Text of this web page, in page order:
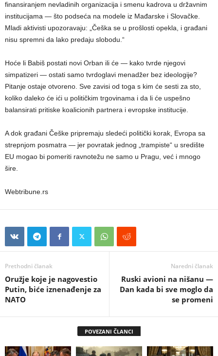
finansiranjem nevladinih organizacija i smenu kadrova u državnim
institucijama — što podseća na modele iz Mađarske i Slovačke.
Mladi aktivisti upozoravaju: „Češka se u prošlosti opekla, i građani
nisu spremni da lako predaju slobodu.“
Hoće li Babiš postati novi Orban ili će — kako tvrde njegovi
simpatizeri — ostati samo tvrdoglavi menadžer bez ideologije?
Pitanje ostaje otvoreno. Sve zavisi od toga s kim će sesti za sto,
koliko daleko će ići u političkim trgovinama i da li će uspešno
balansirati pritiske koalicionih partnera i evropske institucije.
A dok građani Češke pripremaju sledeći politički korak, Evropa sa
strepnjom posmatra — jer povratak jednog „trampiste“ u središte
EU mogao bi pomeriti ravnotežu ne samo u Pragu, već i mnogo
šire.
Webtribune.rs
Prethodni članak
Oružje koje je nagovestio
Putin, biće iznenađenje za
NATO
Naredni članak
Ruski avioni na nišanu —
Dan kada bi sve moglo da
se promeni
POVEZANI ČLANCI